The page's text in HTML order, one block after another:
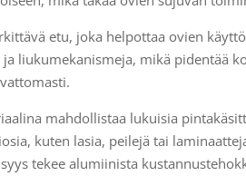
etu, joka helpottaa ovien
liukumekanismeja, mikä pidentää
mahdollistaa lukuisia
kuten lasia, peilejä tai
tekee alumiinista